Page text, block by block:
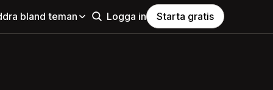
bland teman Logga in Starta gratis